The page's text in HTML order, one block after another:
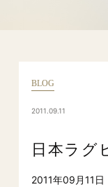
BLOG
2011.09.11
日本ラグ
2011年09月11日